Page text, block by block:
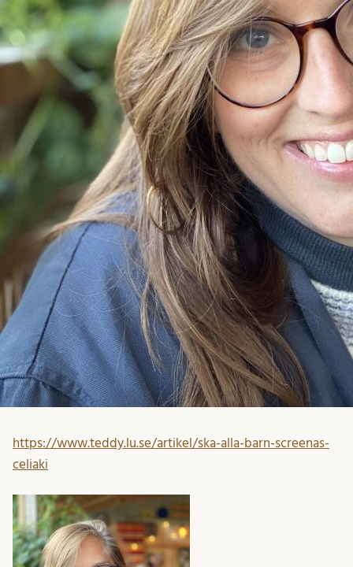
https://www.teddy.lu.se/artikel/ska-alla-barn-screenas-
celiaki